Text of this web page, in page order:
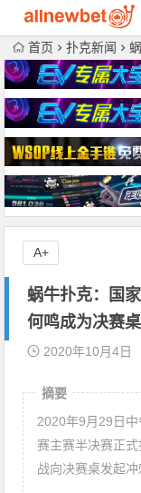
首页 扑克新闻 蜗
蜗牛扑克：国
何鸣成为决赛
2020年10月4日
摘要
2020年9月29日
赛主赛半决赛正
战向决赛桌发起冲
A+